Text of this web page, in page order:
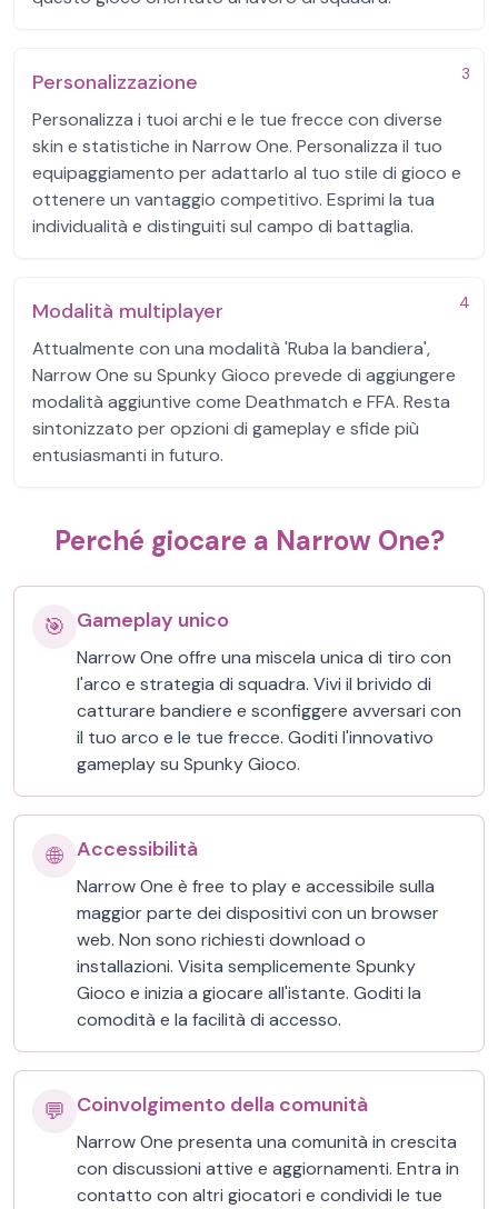
3
Personalizzazione
Personalizza i tuoi archi e le tue frecce con diverse
skin e statistiche in Narrow One. Personalizza il tuo
equipaggiamento per adattarlo al tuo stile di gioco e
ottenere un vantaggio competitivo. Esprimi la tua
individualità e distinguiti sul campo di battaglia.
4
Modalità multiplayer
Attualmente con una modalità 'Ruba la bandiera',
Narrow One su Spunky Gioco prevede di aggiungere
modalità aggiuntive come Deathmatch e FFA. Resta
sintonizzato per opzioni di gameplay e sfide più
entusiasmanti in futuro.
Perché giocare a Narrow One?
🎯 Gameplay unico
Narrow One offre una miscela unica di tiro con
l'arco e strategia di squadra. Vivi il brivido di
catturare bandiere e sconfiggere avversari con
il tuo arco e le tue frecce. Goditi l'innovativo
gameplay su Spunky Gioco.
🌐 Accessibilità
Narrow One è free to play e accessibile sulla
maggior parte dei dispositivi con un browser
web. Non sono richiesti download o
installazioni. Visita semplicemente Spunky
Gioco e inizia a giocare all'istante. Goditi la
comodità e la facilità di accesso.
💬 Coinvolgimento della comunità
Narrow One presenta una comunità in crescita
con discussioni attive e aggiornamenti. Entra in
contatto con altri giocatori e condividi le tue